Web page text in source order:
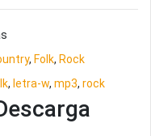
, Folk, Rock
, letra-w, mp3, rock